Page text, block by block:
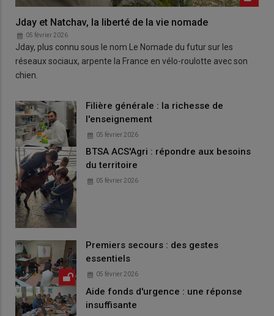
Jday et Natchav, la liberté de la vie nomade
05 février 2026
Jday, plus connu sous le nom Le Nomade du futur sur les
réseaux sociaux, arpente la France en vélo-roulotte avec son
chien.
Filière générale : la richesse de
l'enseignement
05 février 2026
BTSA ACS'Agri : répondre aux besoins
du territoire
05 février 2026
Premiers secours : des gestes
essentiels
05 février 2026
Aide fonds d'urgence : une réponse
insuffisante